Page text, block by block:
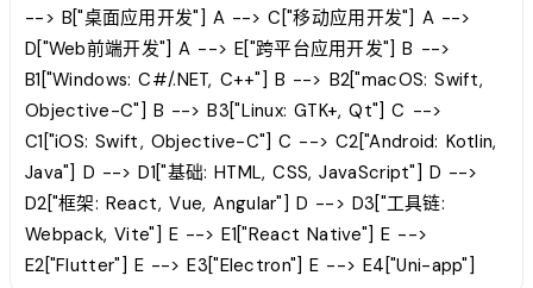
--> B["桌面应用开发"] A --> C["移动应用开发"] A -->
D["Web前端开发"] A --> E["跨平台应用开发"] B -->
B1["Windows: C#/.NET, C++"] B --> B2["macOS: Swift,
Objective-C"] B --> B3["Linux: GTK+, Qt"] C -->
C1["iOS: Swift, Objective-C"] C --> C2["Android: Kotlin,
Java"] D --> D1["基础: HTML, CSS, JavaScript"] D -->
D2["框架: React, Vue, Angular"] D --> D3["工具链:
Webpack, Vite"] E --> E1["React Native"] E -->
E2["Flutter"] E --> E3["Electron"] E --> E4["Uni-app"]